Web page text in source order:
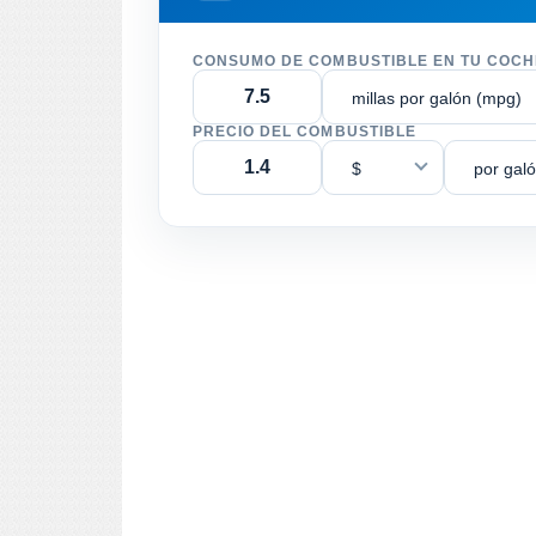
CONSUMO DE COMBUSTIBLE EN TU
millas por galón (mpg)
PRECIO DEL COMBUSTIBLE
$ por